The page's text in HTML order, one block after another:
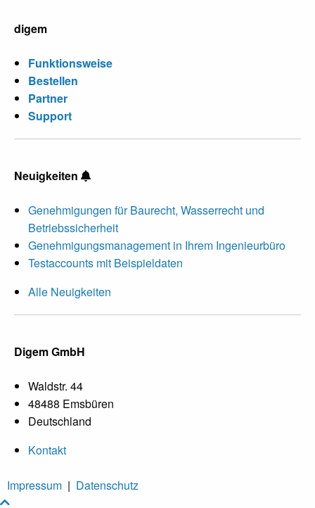
digem
Funktionsweise
Bestellen
Partner
Support
Neuigkeiten
Genehmigungen für Baurecht, Wasserrecht und
Betriebssicherheit
Genehmigungsmanagement in Ihrem Ingenieurbüro
Testaccounts mit Beispieldaten
Alle Neuigkeiten
Digem GmbH
Waldstr. 44
48488 Emsbüren
Deutschland
Kontakt
Impressum | Datenschutz